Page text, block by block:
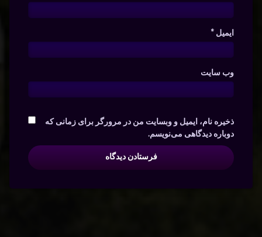
ایمیل *
وب‌ سایت
ذخیره نام، ایمیل و وبسایت من در مرورگر برای زمانی که
دوباره دیدگاهی می‌نویسم.